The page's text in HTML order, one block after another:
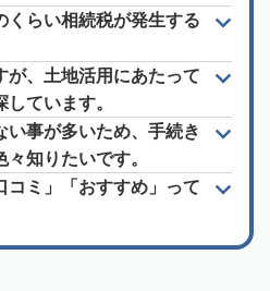
くらい相続税が発生する
が、土地活用にあたって
ています。
い事が多いため、手続き
知りたいです。
コミ」「おすすめ」って